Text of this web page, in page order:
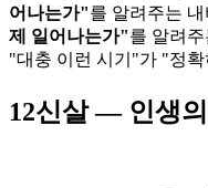
어나는가"를 알려주는
제 일어나는가"를 알려
"대충 이런 시기"가 "정
12신살 — 인생